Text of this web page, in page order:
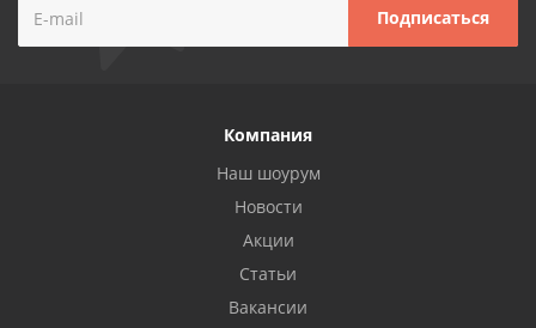
Компания
Наш шоурум
Новости
Акции
Статьи
Вакансии